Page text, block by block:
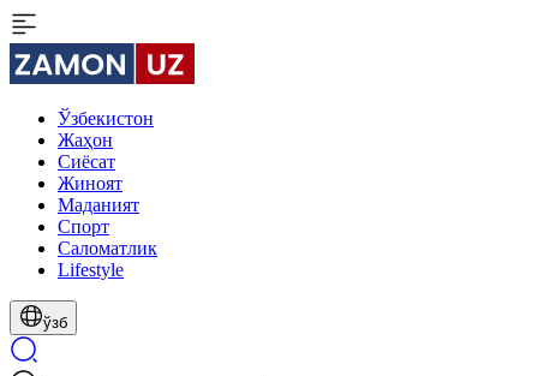
Ўзбекистон
Жаҳон
Сиёсат
Жиноят
Маданият
Спорт
Cаломатлик
Lifestyle
ўзб